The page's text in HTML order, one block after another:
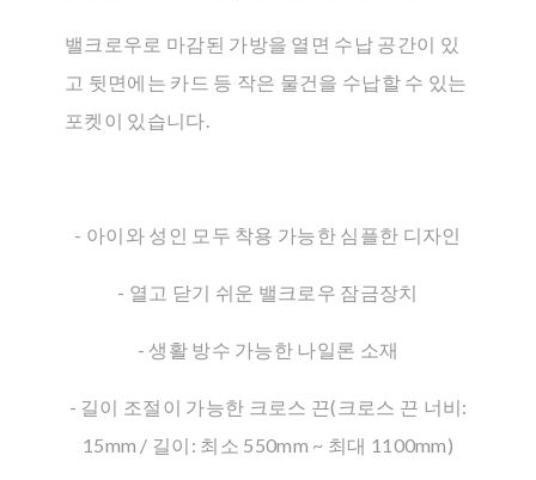
밸크로우로 마감된 가방을 열면 수납 공간이 있
고 뒷면에는 카드 등 작은 물건을 수납할 수 있는
포켓이 있습니다.
- 아이와 성인 모두 착용 가능한 심플한 디자인
- 열고 닫기 쉬운 밸크로우 잠금장치
- 생활 방수 가능한 나일론 소재
- 길이 조절이 가능한 크로스 끈(크로스 끈 너비:
15mm / 길이: 최소 550mm ~ 최대 1100mm)